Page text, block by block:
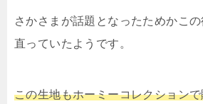
さかさまが話題となったためかこ
直っていたようです。
この生地もホーミーコレクション